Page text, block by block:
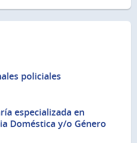
policiales
especializada en
Doméstica y/o Género